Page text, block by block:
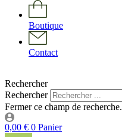
Boutique
Contact
Rechercher
Rechercher
Fermer ce champ de recherche.
0,00 € 0 Panier